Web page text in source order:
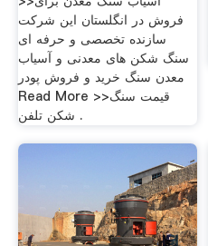
فروش در انگلستان این شرکت
سازنده تخصصی و حرفه ای
سنگ شکن های معدنی و آسیاب
معدن سنگ خرید و فروش پودر
Read More >>قیمت سنگ
شکن تلفن .